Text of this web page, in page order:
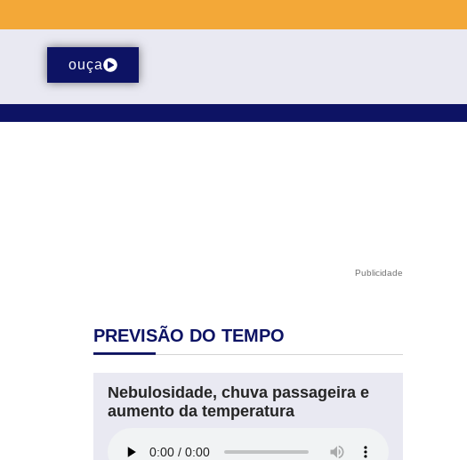
ouça
Publicidade
PREVISÃO DO TEMPO
Nebulosidade, chuva passageira e
aumento da temperatura